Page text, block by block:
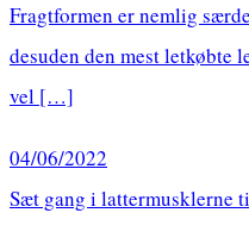
Fragtformen er nemlig
desuden den mest letkøbte
vel […]
04/06/2022
Sæt gang i lattermusklerne